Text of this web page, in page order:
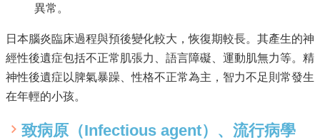
題
專
區
English
回
異常。
日本腦炎臨床過程與預後變化較大，恢復期較長。其產生的神
經性後遺症包括不正常肌張力、語言障礙、運動肌無力等。精
神性後遺症以脾氣暴躁、性格不正常為主，智力不足則常發生
在年輕的小孩。
致病原（Infectious agent）、流行病學